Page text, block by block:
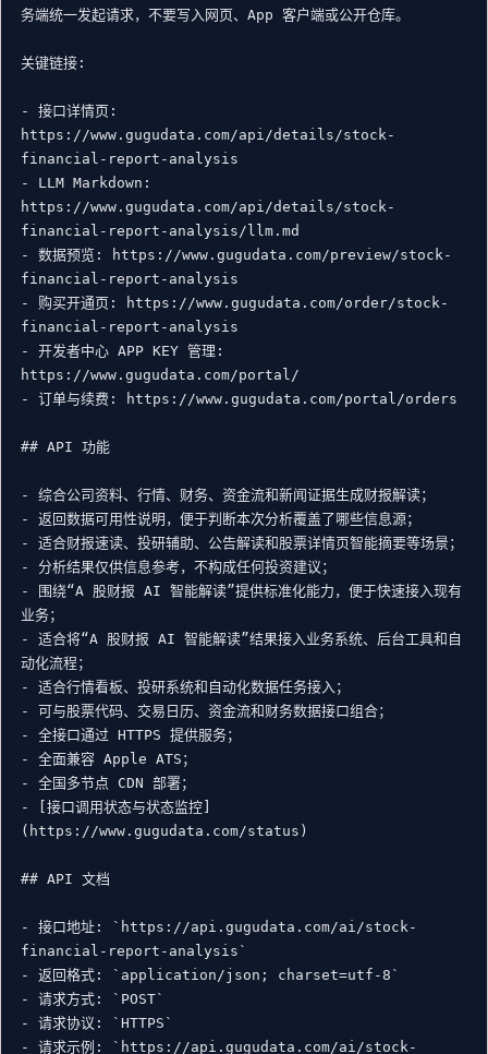
务端统一发起请求，不要写入网页、App 客户端或公开仓库。
关键链接:
- 接口详情页:
https://www.gugudata.com/api/details/stock-
financial-report-analysis
- LLM Markdown:
https://www.gugudata.com/api/details/stock-
financial-report-analysis/llm.md
- 数据预览: https://www.gugudata.com/preview/stock-
financial-report-analysis
- 购买开通页: https://www.gugudata.com/order/stock-
financial-report-analysis
- 开发者中心 APP KEY 管理:
https://www.gugudata.com/portal/
- 订单与续费: https://www.gugudata.com/portal/orders
## API 功能
- 综合公司资料、行情、财务、资金流和新闻证据生成财报解读；
- 返回数据可用性说明，便于判断本次分析覆盖了哪些信息源；
- 适合财报速读、投研辅助、公告解读和股票详情页智能摘要等场景；
- 分析结果仅供信息参考，不构成任何投资建议；
- 围绕“A 股财报 AI 智能解读”提供标准化能力，便于快速接入现有
业务；
- 适合将“A 股财报 AI 智能解读”结果接入业务系统、后台工具和自
动化流程；
- 适合行情看板、投研系统和自动化数据任务接入；
- 可与股票代码、交易日历、资金流和财务数据接口组合；
- 全接口通过 HTTPS 提供服务；
- 全面兼容 Apple ATS；
- 全国多节点 CDN 部署；
- [接口调用状态与状态监控]
(https://www.gugudata.com/status)
## API 文档
- 接口地址: `https://api.gugudata.com/ai/stock-
financial-report-analysis`
- 返回格式: `application/json; charset=utf-8`
- 请求方式: `POST`
- 请求协议: `HTTPS`
- 请求示例: `https://api.gugudata.com/ai/stock-